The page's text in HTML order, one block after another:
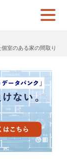
室のある家の間取り